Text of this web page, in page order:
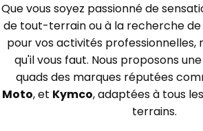
Que vous soyez passionné de
de tout-terrain ou à la recherche
pour vos activités professionnelles,
qu'il vous faut. Nous proposons
quads des marques réputées
Moto, et Kymco, adaptées à tous
terrains.